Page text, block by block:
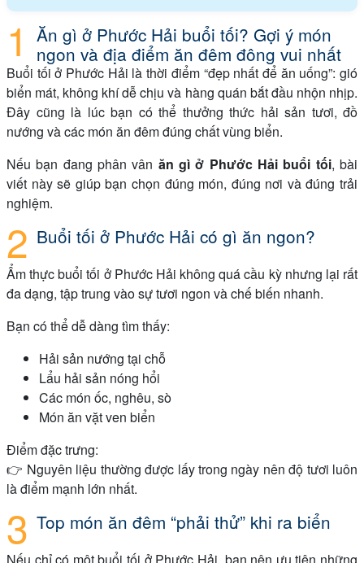
Ăn gì ở Phước Hải buổi tối? Gợi ý món
ngon và địa điểm ăn đêm đông vui nhất
Buổi tối ở Phước Hải là thời điểm “đẹp nhất để ăn uống”: gió
biển mát, không khí dễ chịu và hàng quán bắt đầu nhộn nhịp.
Đây cũng là lúc bạn có thể thưởng thức hải sản tươi, đồ
nướng và các món ăn đêm đúng chất vùng biển.
Nếu bạn đang phân vân ăn gì ở Phước Hải buổi tối, bài
viết này sẽ giúp bạn chọn đúng món, đúng nơi và đúng trải
nghiệm.
Buổi tối ở Phước Hải có gì ăn ngon?
Ẩm thực buổi tối ở Phước Hải không quá cầu kỳ nhưng lại rất
đa dạng, tập trung vào sự tươi ngon và chế biến nhanh.
Bạn có thể dễ dàng tìm thấy:
Hải sản nướng tại chỗ
Lẩu hải sản nóng hổi
Các món ốc, nghêu, sò
Món ăn vặt ven biển
Điểm đặc trưng:
👉 Nguyên liệu thường được lấy trong ngày nên độ tươi luôn
là điểm mạnh lớn nhất.
Top món ăn đêm “phải thử” khi ra biển
Nếu chỉ có một buổi tối ở Phước Hải, bạn nên ưu tiên những